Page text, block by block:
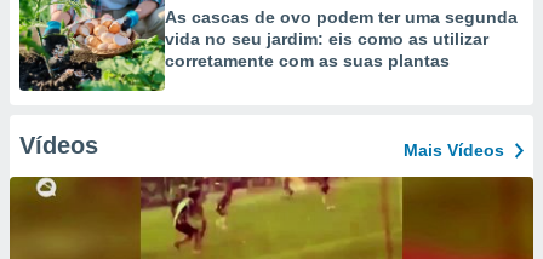
As cascas de ovo podem ter uma segunda
vida no seu jardim: eis como as utilizar
corretamente com as suas plantas
Vídeos Mais Vídeos